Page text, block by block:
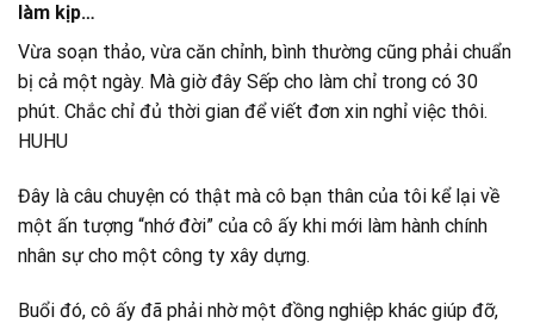
làm kịp…
Vừa soạn thảo, vừa căn chỉnh, bình thường cũng phải chuẩn
bị cả một ngày. Mà giờ đây Sếp cho làm chỉ trong có 30
phút. Chắc chỉ đủ thời gian để viết đơn xin nghỉ việc thôi.
HUHU
Đây là câu chuyện có thật mà cô bạn thân của tôi kể lại về
một ấn tượng “nhớ đời” của cô ấy khi mới làm hành chính
nhân sự cho một công ty xây dựng.
Buổi đó, cô ấy đã phải nhờ một đồng nghiệp khác giúp đỡ,